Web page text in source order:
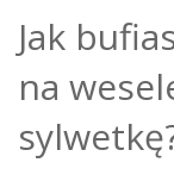
Jak
na